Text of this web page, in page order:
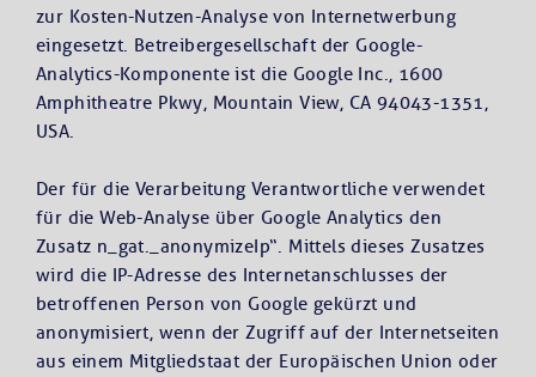
zur Kosten-Nutzen-Analyse von Internetwerbung
eingesetzt. Betreibergesellschaft der Google-
Analytics-Komponente ist die Google Inc., 1600
Amphitheatre Pkwy, Mountain View, CA 94043-1351,
USA.
Der für die Verarbeitung Verantwortliche verwendet
für die Web-Analyse über Google Analytics den
Zusatz n_gat._anonymizeIp“. Mittels dieses Zusatzes
wird die IP-Adresse des Internetanschlusses der
betroffenen Person von Google gekürzt und
anonymisiert, wenn der Zugriff auf der Internetseiten
aus einem Mitgliedstaat der Europäischen Union oder